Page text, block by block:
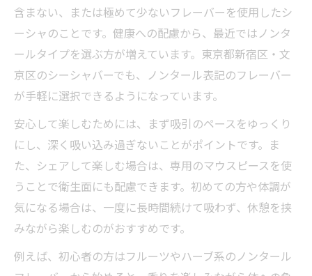
含まない、または極めて少ないフレーバーを使用したシ
ーシャのことです。健康への配慮から、最近ではノンタ
ールタイプを選ぶ方が増えています。東京都新宿区・文
京区のシーシャバーでも、ノンタール表記のフレーバー
が手軽に選択できるようになっています。
安心して楽しむためには、まず吸引のペースをゆっくり
にし、深く吸い込み過ぎないことがポイントです。ま
た、シェアして楽しむ場合は、専用のマウスピースを使
うことで衛生面にも配慮できます。初めての方や体調が
気になる場合は、一度に長時間続けて吸わず、休憩を挟
みながら楽しむのがおすすめです。
例えば、初心者の方はフルーツやハーブ系のノンタール